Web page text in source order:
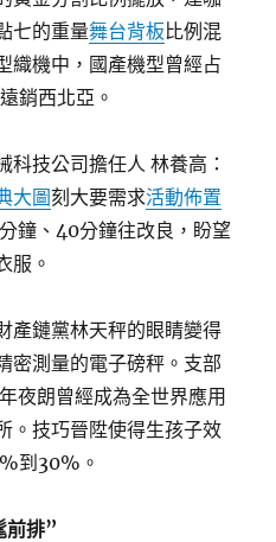
七的重量舞台背板比例混
織機中，國產機型曾經占
銷西北亞。
科技公司擔任人 林養高：
大圖刻大要需求活動佈置
鐘、40分鐘往改良，盼望
服。
產鏈黨林天秤的眼睛變得
密測量的電子磅秤。支部
夜朗曾經成為全世界應用
。技巧晉陞使得生孩子效
到30%。
前排”